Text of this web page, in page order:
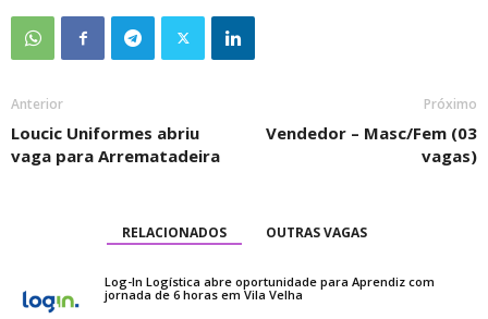
Anterior
Loucic Uniformes abriu
vaga para Arrematadeira
Próximo
Vendedor – Masc/Fem (03
vagas)
RELACIONADOS OUTRAS VAGAS
Log-In Logística abre oportunidade para Aprendiz com
jornada de 6 horas em Vila Velha